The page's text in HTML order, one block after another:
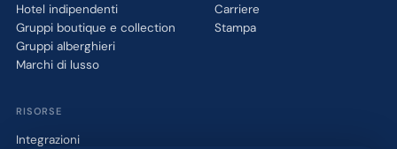
Hotel indipendenti
Gruppi boutique e collection
Gruppi alberghieri
Marchi di lusso
Carriere
Stampa
RISORSE
Integrazioni